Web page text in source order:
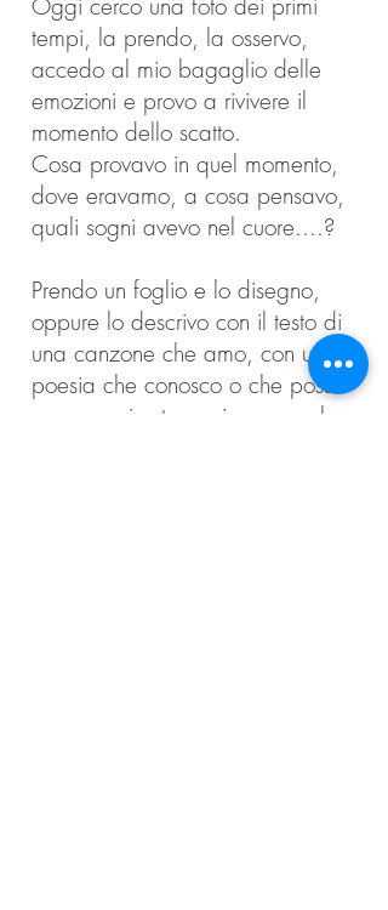
tempi, la prendo, la osservo,
accedo al mio bagaglio delle
emozioni e provo a rivivere il
momento dello scatto.
Cosa provavo in quel momento,
dove eravamo, a cosa pensavo,
quali sogni avevo nel cuore....?
Prendo un foglio e lo disegno,
oppure lo descrivo con il testo di
una canzone che amo, con una
poesia che conosco o che posso
comporre io stesso, insomma, lo